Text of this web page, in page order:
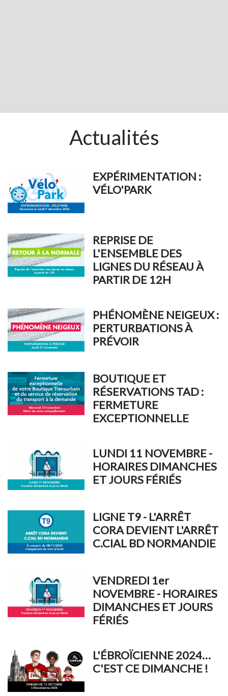
Actualités
EXPÉRIMENTATION :
VÉLO'PARK
REPRISE DE
L'ENSEMBLE DES
LIGNES DU RÉSEAU À
PARTIR DE 12H
PHÉNOMÈNE NEIGEUX :
PERTURBATIONS À
PRÉVOIR
BOUTIQUE ET
RÉSERVATIONS TAD :
FERMETURE
EXCEPTIONNELLE
LUNDI 11 NOVEMBRE -
HORAIRES DIMANCHES
ET JOURS FÉRIÉS
LIGNE T9 - L'ARRÊT
CORA DEVIENT L'ARRÊT
C.CIAL BD NORMANDIE
VENDREDI 1er
NOVEMBRE - HORAIRES
DIMANCHES ET JOURS
FÉRIÉS
L'ÉBROÏCIENNE 2024…
C'EST CE DIMANCHE !